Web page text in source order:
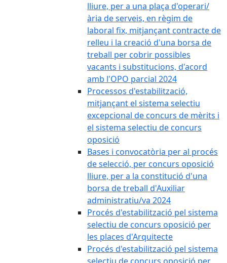
lliure, per a una plaça d'operari/
ària de serveis, en règim de
laboral fix, mitjançant contracte de
relleu i la creació d'una borsa de
treball per cobrir possibles
vacants i substitucions, d'acord
amb l'OPO parcial 2024
Processos d'estabilització,
mitjançant el sistema selectiu
excepcional de concurs de mèrits i
el sistema selectiu de concurs
oposició
Bases i convocatòria per al procés
de selecció, per concurs oposició
lliure, per a la constitució d'una
borsa de treball d'Auxiliar
administratiu/va 2024
Procés d'estabilització pel sistema
selectiu de concurs oposició per
les places d'Arquitecte
Procés d'estabilització pel sistema